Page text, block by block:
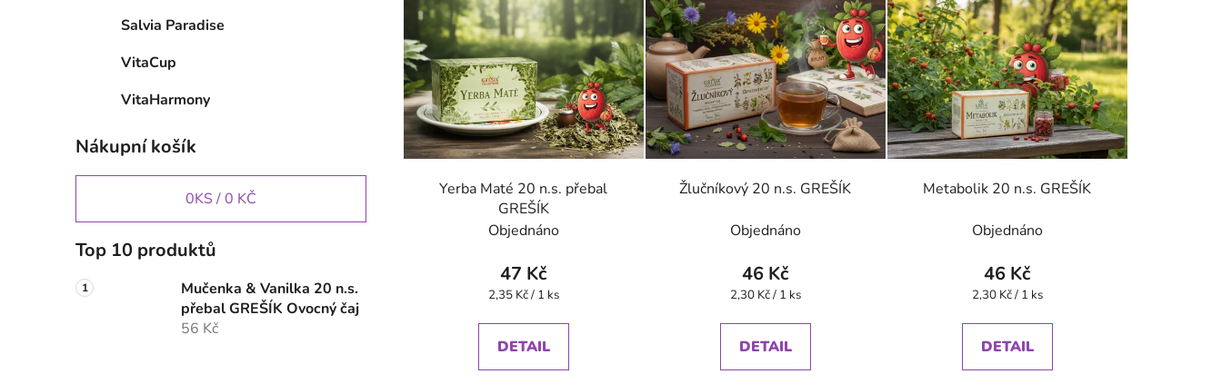
Salvia Paradise
VitaCup
VitaHarmony
Nákupní košík
0KS /0 KČ
Top 10 produktů
Mučenka & Vanilka 20 n.s.
přebal GREŠÍK Ovocný čaj
56 Kč
Yerba Maté 20 n.s. přebal
GREŠÍK
Objednáno
47 Kč
Měrná
2,35 Kč / 1 ks
DETAIL
Žlučníkový 20 n.s. GREŠÍK
Objednáno
46 Kč
Měrná
2,30 Kč / 1 ks
DETAIL
Metabolik 20 n.s. GREŠÍK
Objednáno
46 Kč
Měrná
2,30 Kč / 1 ks
DETAIL